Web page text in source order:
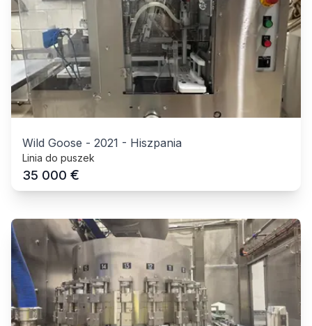
Wild Goose - 2021 - Hiszpania
Linia do puszek
35 000 €